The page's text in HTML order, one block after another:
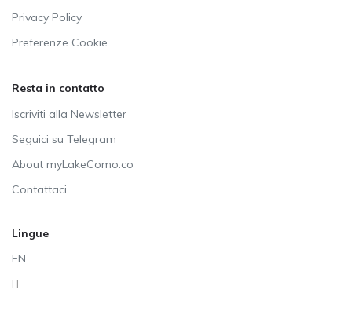
Privacy Policy
Preferenze Cookie
Resta in contatto
Iscriviti alla Newsletter
Seguici su Telegram
About myLakeComo.co
Contattaci
Lingue
EN
IT